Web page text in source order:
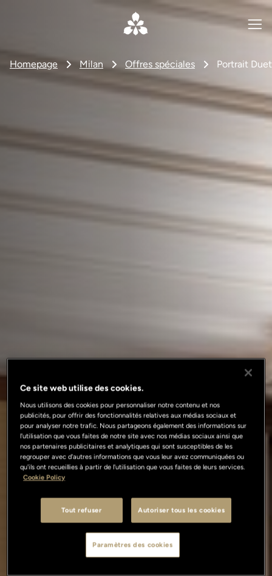
Homepage Milan Offres spéciales Portrait Duet
Ce site web utilise des cookies.
Nous utilisons des cookies pour personnaliser notre contenu et nos
publicités, pour offrir des fonctionnalités relatives aux médias sociaux et
pour analyser notre trafic. Nous partageons également des informations sur
l'utilisation que vous faites de notre site avec nos médias sociaux ainsi que
nos partenaires publicitaires et analytiques qui sont susceptibles de les
regrouper avec d'autres informations que vous leur avez communiquées ou
qu'ils ont recueillies à partir de l'utilisation que vous faites de leurs services.
Cookie Policy
Tout refuser Autoriser tous les cookies
Paramètres des cookies